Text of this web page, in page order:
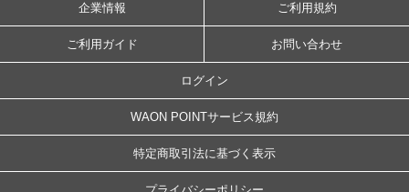
企業情報 ご利用規約
ご利用ガイド お問い合わせ
ログイン
WAON POINTサービス規約
特定商取引法に基づく表示